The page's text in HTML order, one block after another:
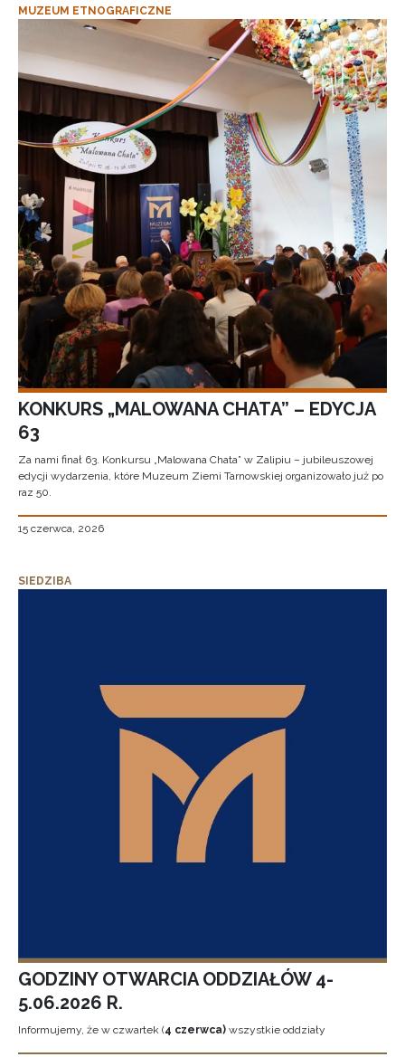
MUZEUM ETNOGRAFICZNE
KONKURS „MALOWANA CHATA” – EDYCJA
63
Za nami finał 63. Konkursu „Malowana Chata” w Zalipiu – jubileuszowej
edycji wydarzenia, które Muzeum Ziemi Tarnowskiej organizowało już po
raz 50.
15 czerwca, 2026
SIEDZIBA
GODZINY OTWARCIA ODDZIAŁÓW 4-
5.06.2026 R.
Informujemy, że w czwartek (4 czerwca) wszystkie oddziały